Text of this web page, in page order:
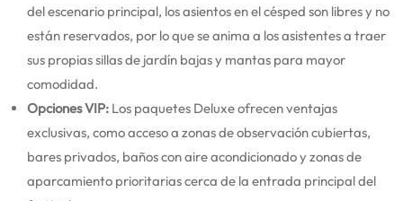
del escenario principal, los asientos en el césped son libres y no
están reservados, por lo que se anima a los asistentes a traer
sus propias sillas de jardín bajas y mantas para mayor
comodidad.
Opciones VIP: Los paquetes Deluxe ofrecen ventajas
exclusivas, como acceso a zonas de observación cubiertas,
bares privados, baños con aire acondicionado y zonas de
aparcamiento prioritarias cerca de la entrada principal del